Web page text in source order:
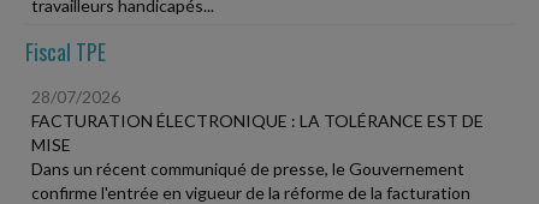
travailleurs handicapés...
Fiscal TPE
28/07/2026
FACTURATION ÉLECTRONIQUE : LA TOLÉRANCE EST DE
MISE
Dans un récent communiqué de presse, le Gouvernement
confirme l'entrée en vigueur de la réforme de la facturation